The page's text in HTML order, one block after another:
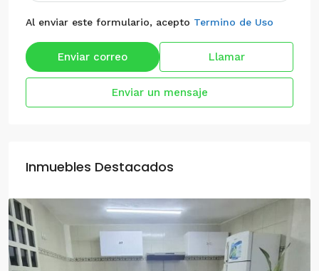
Al enviar este formulario, acepto Termino de Uso
Enviar correo Llamar
Enviar un mensaje
Inmuebles Destacados